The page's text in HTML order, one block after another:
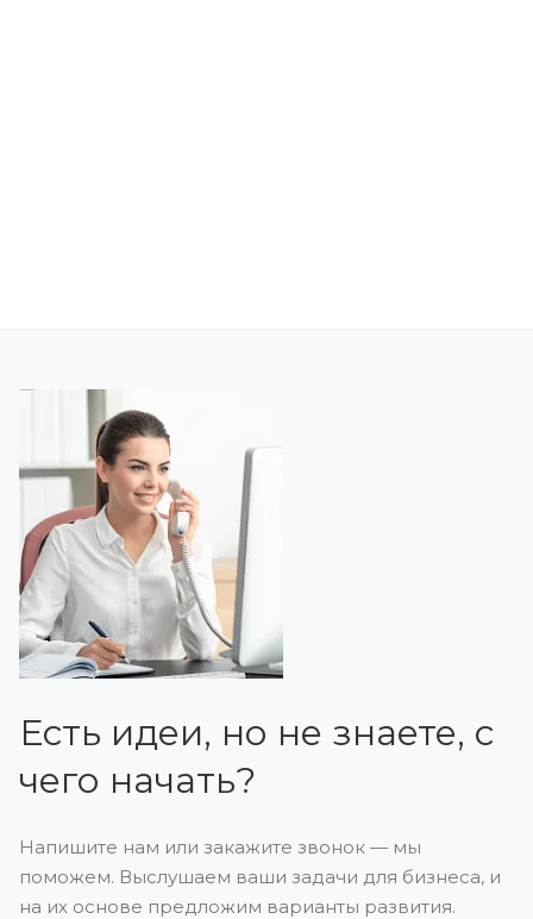
Есть идеи, но не знаете, с
чего начать?
Напишите нам или закажите звонок — мы
поможем. Выслушаем ваши задачи для бизнеса, и
на их основе предложим варианты развития.